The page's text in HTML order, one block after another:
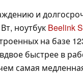
и
ноутбук Beelink
на базе
быстрее в
самая